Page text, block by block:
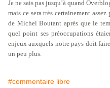
Je ne sais pas jusqu’à quand
mais ce sera très certainement
de Michel Boutant après que le
quel point ses préoccupations
enjeux auxquels notre pays doit
un peu plus.
#commentaire libre